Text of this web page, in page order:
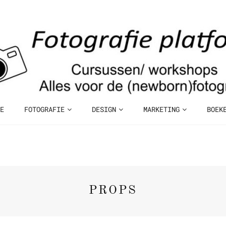
FOTOGRAFIE DESIGN MARKETING
PROPS